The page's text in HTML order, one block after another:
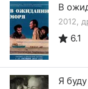
В
2012,
6.1
Я